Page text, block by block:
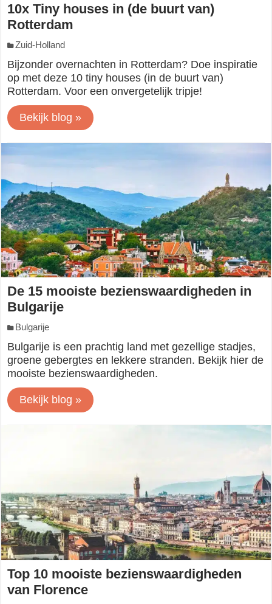
10x Tiny houses in (de buurt van)
Rotterdam
Zuid-Holland
Bijzonder overnachten in Rotterdam? Doe inspiratie
op met deze 10 tiny houses (in de buurt van)
Rotterdam. Voor een onvergetelijk tripje!
Bekijk blog »
De 15 mooiste bezienswaardigheden in
Bulgarije
Bulgarije
Bulgarije is een prachtig land met gezellige stadjes,
groene gebergtes en lekkere stranden. Bekijk hier de
mooiste bezienswaardigheden.
Bekijk blog »
Top 10 mooiste bezienswaardigheden
van Florence